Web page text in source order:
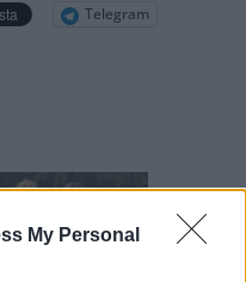
My Personal
Telegram